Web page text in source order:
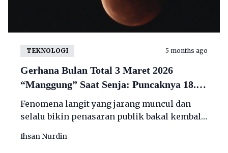
TEKNOLOGI 5 months ago
Gerhana Bulan Total 3 Maret 2026
“Manggung” Saat Senja: Puncaknya 18.34
WIB, Bisa Disaksikan dari Seluruh
Indonesia
Fenomena langit yang jarang muncul dan
selalu bikin penasaran publik bakal kembali
Ihsan Nurdin